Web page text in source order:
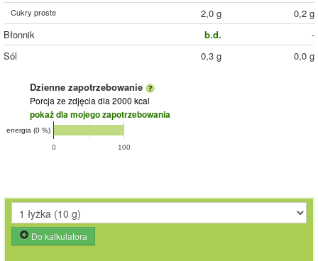
Cukry proste 2,0 g
0,2 g
Błonnik
b.d.
-
Sól
0,3 g 0,0 g
Dzienne zapotrzebowanie
Porcja ze zdjęcia dla 2000 kcal
pokaż dla mojego zapotrzebowania
0 100
energia (0 %)
Do kalkulatora